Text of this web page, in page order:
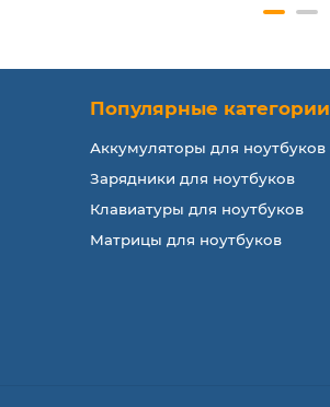
Популярные категории
Аккумуляторы для ноутбуков
Зарядники для ноутбуков
Клавиатуры для ноутбуков
Матрицы для ноутбуков